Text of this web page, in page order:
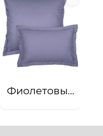
Фиолетовый